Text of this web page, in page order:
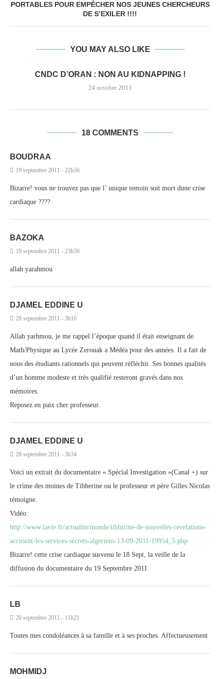
PORTABLES POUR EMPÊCHER NOS JEUNES CHERCHEURS
DE S’EXILER !!!!
YOU MAY ALSO LIKE
CNDC D’ORAN : NON AU KIDNAPPING !
24 octobre 2011
18 COMMENTS
BOUDRAA
19 septembre 2011 - 22h56
Bizarre! vous ne trouvez pas que l’ unique temoin soit mort dune crise
cardiaque ????
BAZOKA
19 septembre 2011 - 23h50
allah yarahmou
DJAMEL EDDINE U
20 septembre 2011 - 3h16
Allah yarhmou, je me rappel l’époque quand il était enseignant de
Math/Physique au Lycée Zerouak a Médéa pour des années. Il a fait de
nous des étudiants rationnels qui peuvent réfléchir. Ses bonnes qualités
d’un homme modeste et très qualifié resteront gravés dans nos
mémoires.
Reposez en paix cher professeur.
DJAMEL EDDINE U
20 septembre 2011 - 3h34
Voici un extrait du documentaire « Spécial Investigation »(Canal +) sur
le crime des moines de Tibherine ou le professeur et père Gilles Nicolas
témoigne.
Vidéo:
http://www.lavie.fr/actualite/monde/tibhirine-de-nouvelles-revelations-
accusent-les-services-secrets-algeriens-13-09-2011-19954_5.php
Bizarre! cette crise cardiaque survenu le 18 Sept, la veille de la
diffusion du documentaire du 19 Septembre 2011
LB
20 septembre 2011 - 11h21
Toutes mes condoléances à sa famille et à ses proches. Affectueusement
MOHMIDJ